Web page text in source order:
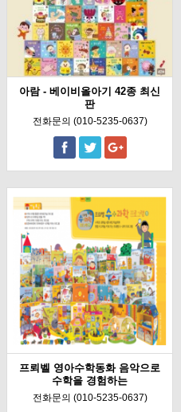
아람 - 베이비올아기 42종 최신
판
전화문의 (010-5235-0637)
프뢰벨 영아수학동화 음악으로
수학을 경험하는
전화문의 (010-5235-0637)